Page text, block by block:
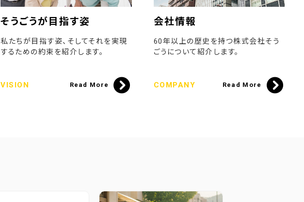
そうごうが目指す姿
私たちが目指す姿、そしてそれを実現
するための約束を紹介します。
VISION Read More
会社情報
60年以上の歴史を持つ株式会社そう
ごうについて紹介します。
COMPANY Read More